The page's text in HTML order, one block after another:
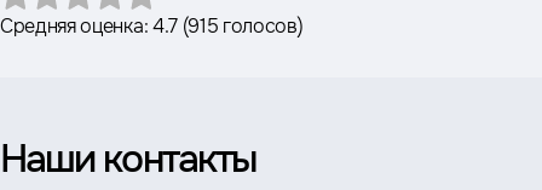
Средняя оценка:4.7(915 голосов)
Наши контакты